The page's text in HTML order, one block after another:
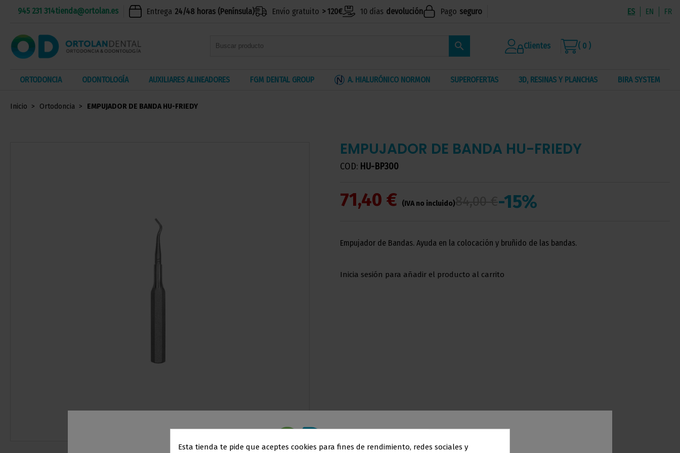
945 231 314tienda@ortolan.es Entrega 24/48 horas (Península) Envío gratuito > 120€ 10 días devolución Pago seguro ES EN FR
search Clientes ( 0 )
ORTODONCIA ODONTOLOGÍA AUXILIARES ALINEADORES FGM DENTAL GROUP A. HIALURÓNICO NORMON SUPEROFERTAS 3D, RESINAS Y PLANCHAS BIRA SYSTEM
Inicio Ortodoncia EMPUJADOR DE BANDA HU-FRIEDY
EMPUJADOR DE BANDA HU-FRIEDY
COD: HU-BP300
71,40 € (IVA no incluido) -15%
Empujador de Bandas. Ayuda en la colocación y bruñido de las bandas.
Inicia sesión para añadir el producto al carrito
Esta tienda te pide que aceptes cookies para fines de rendimiento, redes sociales y